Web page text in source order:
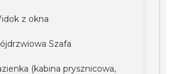
z okna
Szafa
(kabina prysznicowa,